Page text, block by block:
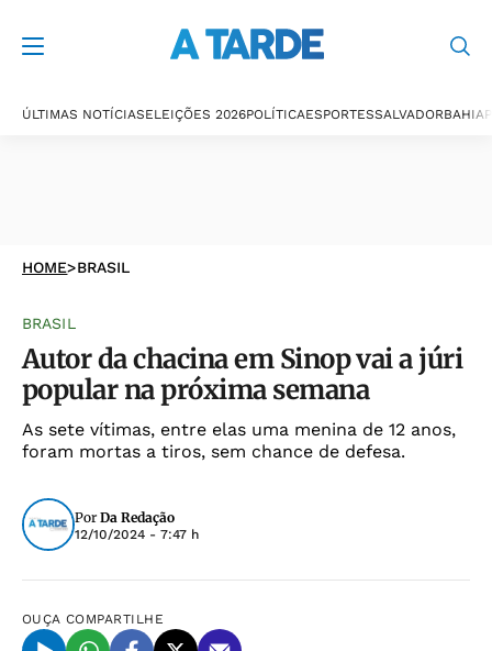
ÚLTIMAS NOTÍCIASELEIÇÕES 2026POLÍTICAESPORTESSALVADORBAHIA
HOME>BRASIL
BRASIL
Autor da chacina em Sinop vai a júri
popular na próxima semana
As sete vítimas, entre elas uma menina de 12 anos,
foram mortas a tiros, sem chance de defesa.
Por Da Redação
12/10/2024 - 7:47 h
OUÇA COMPARTILHE